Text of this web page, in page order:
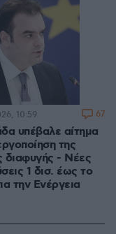
υπέβαλε αίτημα
της
διαφυγής - Νέες
1 δισ. έως το
την Ενέργεια
10:59 67